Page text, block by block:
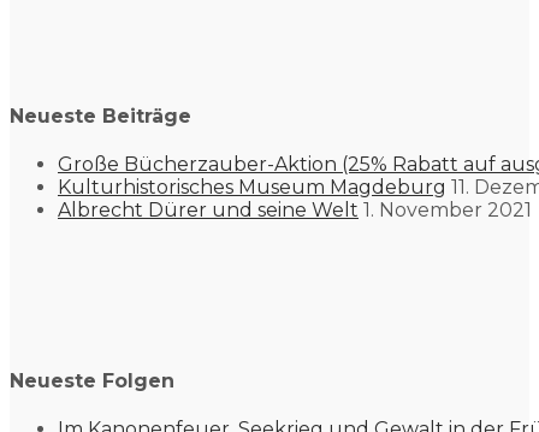
Neueste Beiträge
Große Bücherzauber-Aktion (25% Rabatt auf
Kulturhistorisches Museum Magdeburg 11.
Albrecht Dürer und seine Welt 1. November 2021
Neueste Folgen